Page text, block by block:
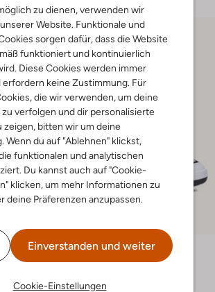
zu dienen, verwenden wir
Website. Funktionale und
sorgen dafür, dass die Website
funktioniert und kontinuierlich
Diese Cookies werden immer
erfordern keine Zustimmung. Für
die wir verwenden, um deine
zu verfolgen und dir personalisierte
zeigen, bitten wir um deine
Wenn du auf "Ablehnen" klickst,
funktionalen und analytischen
Du kannst auch auf "Cookie-
klicken, um mehr Informationen zu
deine Präferenzen anzupassen.
Einverstanden und weiter
Cookie-Einstellungen
Lacoste